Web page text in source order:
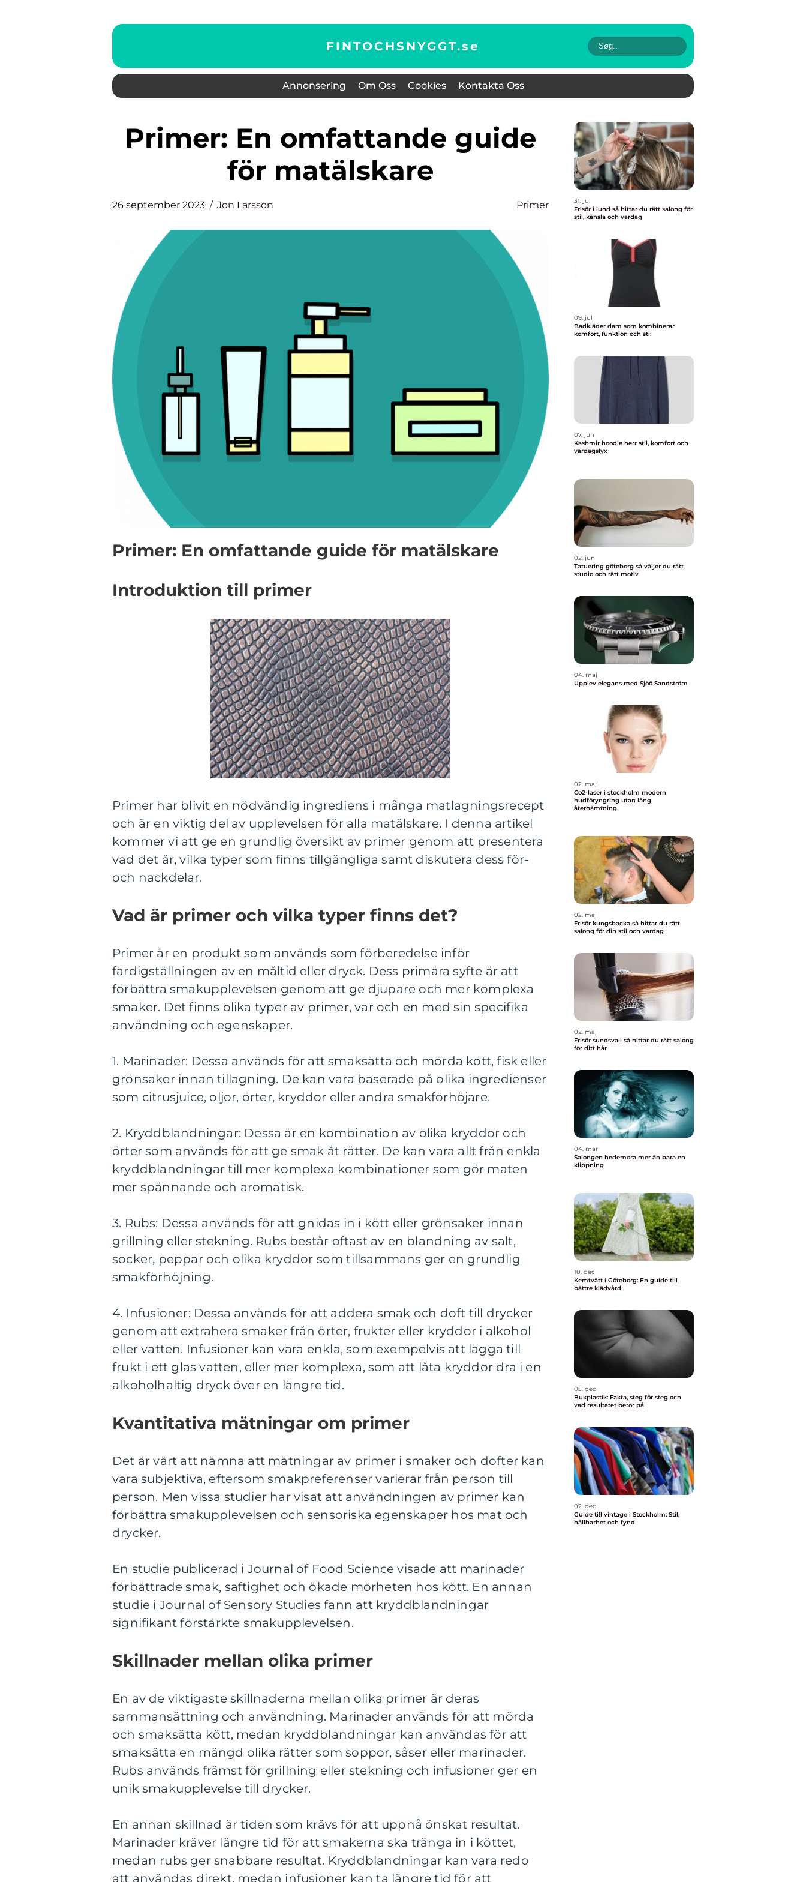
FINTOCHSNYGGT.se
Annonsering Om Oss Cookies Kontakta Oss
Primer: En omfattande guide
för matälskare
26 september 2023 Jon Larsson Primer
Primer: En omfattande guide för matälskare
Introduktion till primer
Primer har blivit en nödvändig ingrediens i många matlagningsrecept
och är en viktig del av upplevelsen för alla matälskare. I denna artikel
kommer vi att ge en grundlig översikt av primer genom att presentera
vad det är, vilka typer som finns tillgängliga samt diskutera dess för-
och nackdelar.
Vad är primer och vilka typer finns det?
Primer är en produkt som används som förberedelse inför
färdigställningen av en måltid eller dryck. Dess primära syfte är att
förbättra smakupplevelsen genom att ge djupare och mer komplexa
smaker. Det finns olika typer av primer, var och en med sin specifika
användning och egenskaper.
1. Marinader: Dessa används för att smaksätta och mörda kött, fisk eller
grönsaker innan tillagning. De kan vara baserade på olika ingredienser
som citrusjuice, oljor, örter, kryddor eller andra smakförhöjare.
2. Kryddblandningar: Dessa är en kombination av olika kryddor och
örter som används för att ge smak åt rätter. De kan vara allt från enkla
kryddblandningar till mer komplexa kombinationer som gör maten
mer spännande och aromatisk.
3. Rubs: Dessa används för att gnidas in i kött eller grönsaker innan
grillning eller stekning. Rubs består oftast av en blandning av salt,
socker, peppar och olika kryddor som tillsammans ger en grundlig
smakförhöjning.
4. Infusioner: Dessa används för att addera smak och doft till drycker
genom att extrahera smaker från örter, frukter eller kryddor i alkohol
eller vatten. Infusioner kan vara enkla, som exempelvis att lägga till
frukt i ett glas vatten, eller mer komplexa, som att låta kryddor dra i en
alkoholhaltig dryck över en längre tid.
Kvantitativa mätningar om primer
Det är värt att nämna att mätningar av primer i smaker och dofter kan
vara subjektiva, eftersom smakpreferenser varierar från person till
person. Men vissa studier har visat att användningen av primer kan
förbättra smakupplevelsen och sensoriska egenskaper hos mat och
drycker.
En studie publicerad i Journal of Food Science visade att marinader
förbättrade smak, saftighet och ökade mörheten hos kött. En annan
studie i Journal of Sensory Studies fann att kryddblandningar
signifikant förstärkte smakupplevelsen.
Skillnader mellan olika primer
En av de viktigaste skillnaderna mellan olika primer är deras
sammansättning och användning. Marinader används för att mörda
och smaksätta kött, medan kryddblandningar kan användas för att
smaksätta en mängd olika rätter som soppor, såser eller marinader.
Rubs används främst för grillning eller stekning och infusioner ger en
unik smakupplevelse till drycker.
En annan skillnad är tiden som krävs för att uppnå önskat resultat.
Marinader kräver längre tid för att smakerna ska tränga in i köttet,
medan rubs ger snabbare resultat. Kryddblandningar kan vara redo
att användas direkt, medan infusioner kan ta längre tid för att
31. jul
Frisör i lund så hittar du rätt salong för
stil, känsla och vardag
09. jul
Badkläder dam som kombinerar
komfort, funktion och stil
07. jun
Kashmir hoodie herr stil, komfort och
vardagslyx
02. jun
Tatuering göteborg så väljer du rätt
studio och rätt motiv
04. maj
Upplev elegans med Sjöö Sandström
02. maj
Co2-laser i stockholm modern
hudföryngring utan lång
återhämtning
02. maj
Frisör kungsbacka så hittar du rätt
salong för din stil och vardag
02. maj
Frisör sundsvall så hittar du rätt salong
för ditt hår
04. mar
Salongen hedemora mer än bara en
klippning
10. dec
Kemtvätt i Göteborg: En guide till
bättre klädvård
05. dec
Bukplastik: Fakta, steg för steg och
vad resultatet beror på
02. dec
Guide till vintage i Stockholm: Stil,
hållbarhet och fynd